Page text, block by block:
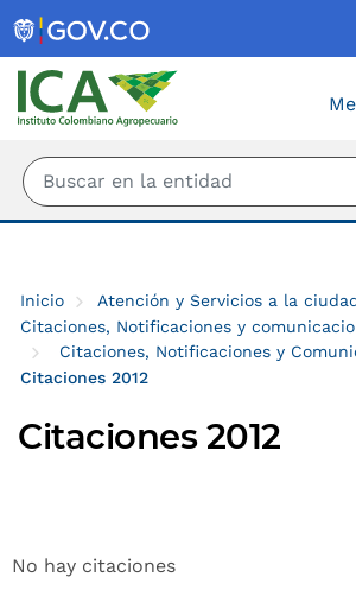
Inicio
Atención y Servicios a la
Citaciones, Notificaciones y
Citaciones, Notificaciones y
Citaciones 2012
Citaciones 2012
No hay citaciones